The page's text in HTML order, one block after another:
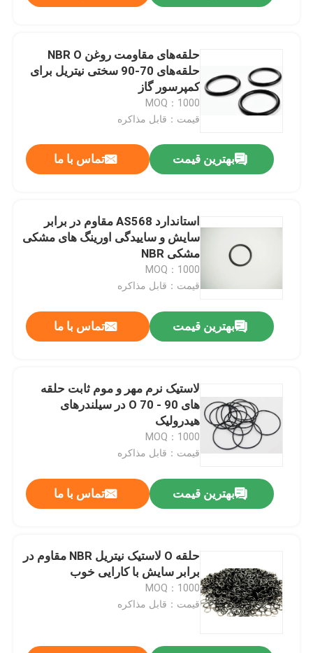
حلقه‌های مقاومت روغن NBR O
حلقه‌های 70-90 سختی نیتریل برای
کمپرسور گاز
MOQ：1000
قیمت：قابل مذاکره
بهترین قیمت تماس با ما
استاندارد AS568 مقاوم در برابر
سایش و ساییدگی اورینگ های مشکی
مشکی NBR
MOQ：1000
قیمت：قابل مذاکره
بهترین قیمت تماس با ما
لاستیک نرم مهر و موم ثابت حلقه
های O 70 - 90 در سیلندرهای
هیدرولیک
MOQ：1000
قیمت：قابل مذاکره
بهترین قیمت تماس با ما
حلقه O لاستیک نیتریل NBR مقاوم در
برابر سایش با کارایی خوب
MOQ：1000
قیمت：قابل مذاکره